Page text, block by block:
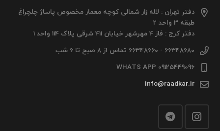
دفتر تهران : لاله زار شمالی کوچه معمار مخصوص پاساژ چلچراغ
طبقه 3 واحد 2
دفتر کرج : فاز 4 مهرشهر خیابان 411 شرقی پلاک 114 واحد 1
66348680 - 66348660 تماس از 8 صبح تا 6 شب
09125449096 WHATS APP
info@raadkar.ir